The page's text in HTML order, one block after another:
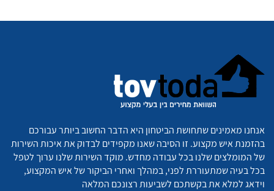
אנחנו מאמינים שתחושת הביטחון היא הדבר החשוב ביותר עבורכם
בהזמנת איש מקצוע. זו הסיבה שאנו מקפידים לבדוק את איכות השירות
של המומלצים שלנו בכל עבודה מחדש. מוקד השירות שלנו ערוך לטפל
בכל בעיה שמתעוררת לפני, במהלך ואחרי הביקור של איש המקצוע,
וידאג למלא את בקשתכם לשביעות רצונכם המלאה